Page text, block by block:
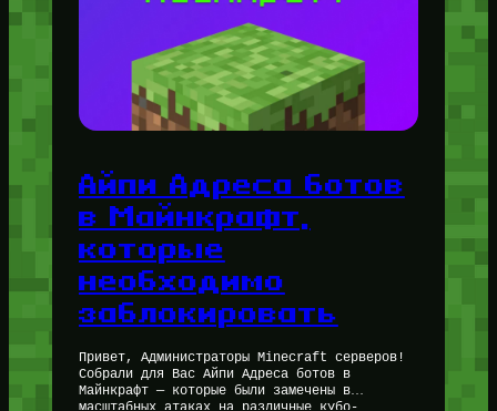
Айпи Адреса ботов
в Майнкрафт,
которые
необходимо
заблокировать
Привет, Администраторы Minecraft серверов!
Собрали для Вас Айпи Адреса ботов в
Майнкрафт — которые были замечены в
масштабных атаках на различные кубо-